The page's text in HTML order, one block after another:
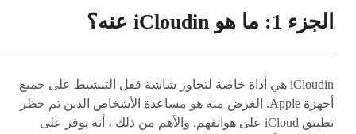
الجزء 1: ما هو iCloudin عنه؟
iCloudin هي أداة خاصة لتجاوز شاشة قفل التنشيط على جميع
أجهزة Apple. الغرض منه هو مساعدة الأشخاص الذين تم حظر
تطبيق iCloud على هواتفهم. والأهم من ذلك ، أنه يوفر على